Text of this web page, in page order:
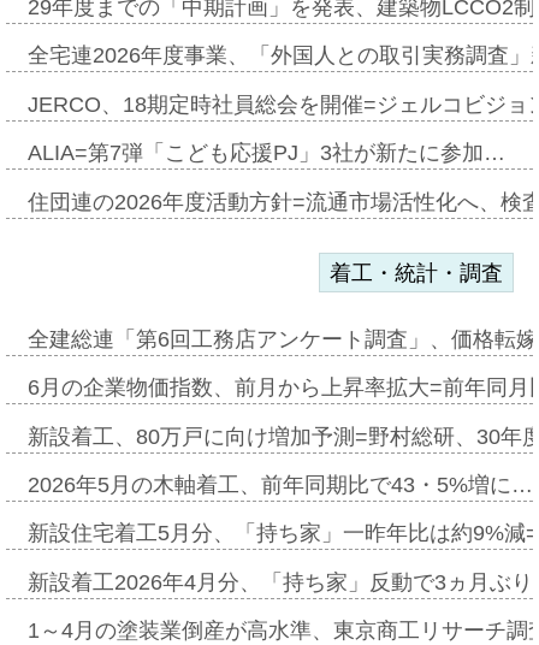
29年度までの「中期計画」を発表、建築物LCCO2
全宅連2026年度事業、「外国人との取引実務調査
JERCO、18期定時社員総会を開催=ジェルコビジ
ALIA=第7弾「こども応援PJ」3社が新たに参加…
住団連の2026年度活動方針=流通市場活性化へ、検
着工・統計・調査
全建総連「第6回工務店アンケート調査」、価格転
6月の企業物価指数、前月から上昇率拡大=前年同
新設着工、80万戸に向け増加予測=野村総研、30年
2026年5月の木軸着工、前年同期比で43・5%増に…
新設住宅着工5月分、「持ち家」一昨年比は約9%
新設着工2026年4月分、「持ち家」反動で3ヵ月ぶ
1～4月の塗装業倒産が高水準、東京商工リサーチ